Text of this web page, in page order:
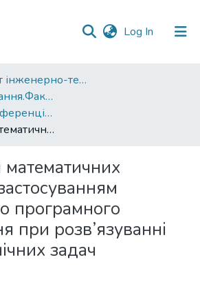
Log In (current)
Факультет інженерно-технологічний
Друковані видання.Факультет інженерно-технологічний
Статті, тези конференцій. Факультет інженерно-технологічний
Оптимізація математичних операцій із застосуванням прикладного програмного забезпечення при розв’язуванні електротехнічних задач
математичних
програмного
при розв’язуванні
задач